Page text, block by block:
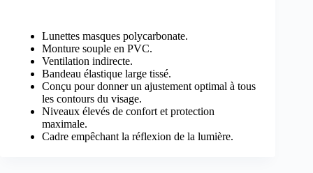
Lunettes masques polycarbonate.
Monture souple en PVC.
Ventilation indirecte.
Bandeau élastique large tissé.
Conçu pour donner un ajustement optimal à tous
les contours du visage.
Niveaux élevés de confort et protection
maximale.
Cadre empêchant la réflexion de la lumière.